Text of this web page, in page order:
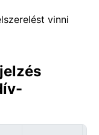
vinni